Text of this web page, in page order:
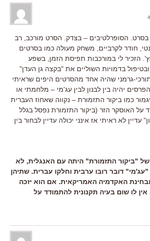
בסרט. הסופרלטיבים – בצדק. הסרט מורכב, רב
חודר לקרביים, משחק מעולה כמו בסרטים
הזכיר לי במורכבות תפיסת הזמן, בשפע
בדמויות השוליים את "בקצה גן העדן"
גרמני שהיה אחד מהסרטים היפים שראיתי
יהיה בין לבנון לבין עג'מי – מלחמתי או
כמו ביקור התזמורת – נקווה שאחוז העברית
על האוסקר הזר (ביקור התזמורת נפסל בגלל
לא ראיתי אז אינני יכולה עדיין לבחור בין
של "ביקור התזמורת" היתה עם האנגלית, לא
דובר רובו ערבית וחלקו עברית. שתיהן
האקדמיה האמריקאית. אם הוא יזכה
לו שום בעיה תקנונית להתמודד על